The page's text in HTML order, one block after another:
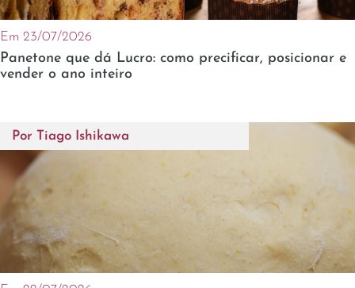
Em 23/07/2026
Panetone que dá Lucro: como precificar, posicionar e
vender o ano inteiro
Por Tiago Ishikawa